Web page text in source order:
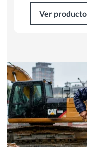
Ver producto